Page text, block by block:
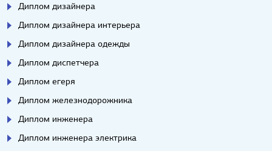
Диплом дизайнера
Диплом дизайнера интерьера
Диплом дизайнера одежды
Диплом диспетчера
Диплом егеря
Диплом железнодорожника
Диплом инженера
Диплом инженера электрика